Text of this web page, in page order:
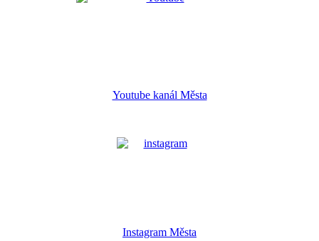
Youtube kanál Města
Instagram Města